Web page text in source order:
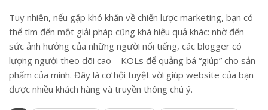
Tuy nhiên, nếu gặp khó khăn về chiến lược marketing, bạn có
thể tìm đến một giải pháp cũng khá hiệu quả khác: nhờ đến
sức ảnh hưởng của những người nổi tiếng, các blogger có
lượng người theo dõi cao – KOLs để quảng bá “giúp” cho sản
phẩm của mình. Đây là cơ hội tuyệt vời giúp website của bạn
được nhiều khách hàng và truyền thông chú ý.